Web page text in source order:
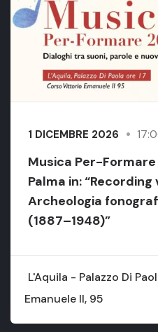
1 DICEMBRE 2026
Musica Per-Formare
Palma in: “Recording
Archeologia
(1887–1948)”
L'Aquila - Palazzo Di
Emanuele II, 95